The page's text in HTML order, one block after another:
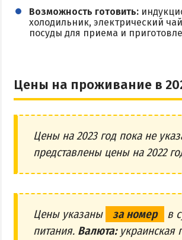
Возможность готовить:
холодильник, электрический
посуды для приема и
Цены на проживание в
Цены на 2023 год пока не
представлены цены на 2022
Цены указаны за номер
в
питания. Валюта:украинская